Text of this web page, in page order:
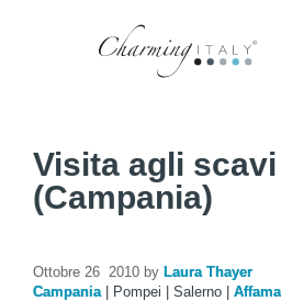
Visita agli
(Campania)
Ottobre 26 2010 by Laura Thayer
Campania
Pompei Salerno